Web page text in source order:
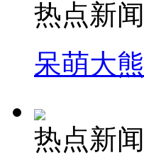
热点新闻
呆萌大
热点新闻